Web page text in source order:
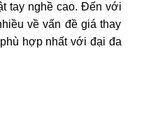
tay nghề cao. Đến với
về vấn đề giá thay
hợp nhất với đại đa